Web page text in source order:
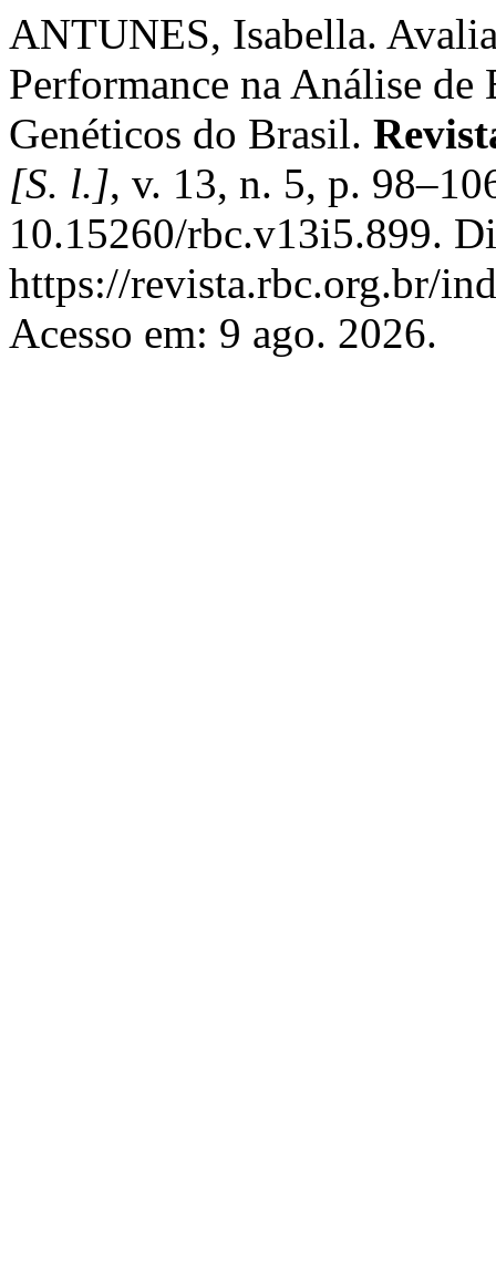
ANTUNES, Isabella.
Performance na Análise
Genéticos do Brasil.
[S. l.], v. 13, n. 5, p.
10.15260/rbc.v13i5.899.
https://revista.rbc.org.br/
Acesso em: 9 ago. 2026.